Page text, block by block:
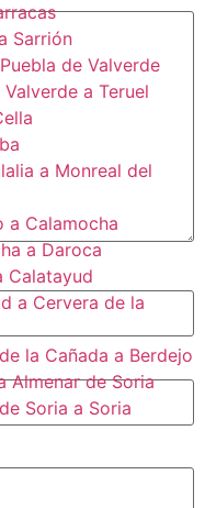
Sarrión
de Valverde
a Teruel
a Monreal del
a Calamocha​
a Daroca
Calatayud
a Cervera de la
la Cañada a Berdejo
Almenar de Soria
Soria a Soria